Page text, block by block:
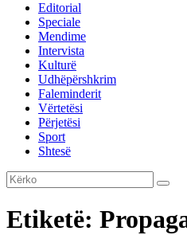
Editorial
Speciale
Mendime
Intervista
Kulturë
Udhëpërshkrim
Faleminderit
Vërtetësi
Përjetësi
Sport
Shtesë
Etiketë: